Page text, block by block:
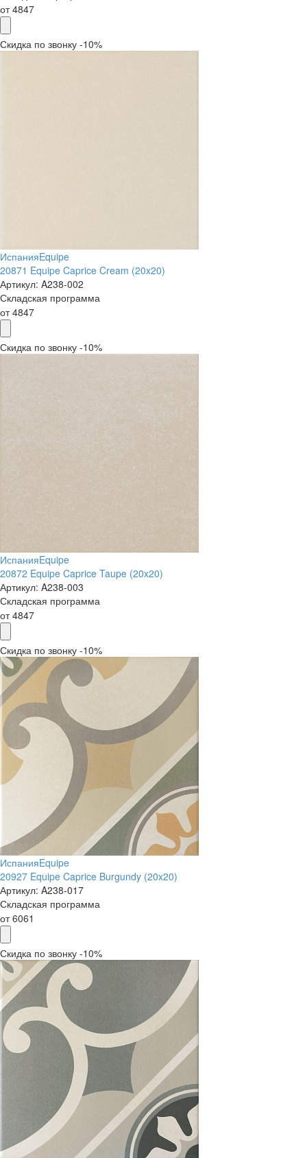
от4847
Скидка по звонку -10%
ИспанияEquipe
20871 Equipe Caprice Cream (20x20)
Артикул: A238-002
Складская программа
от4847
Скидка по звонку -10%
ИспанияEquipe
20872 Equipe Caprice Taupe (20x20)
Артикул: A238-003
Складская программа
от4847
Скидка по звонку -10%
ИспанияEquipe
20927 Equipe Caprice Burgundy (20x20)
Артикул: A238-017
Складская программа
от6061
Скидка по звонку -10%